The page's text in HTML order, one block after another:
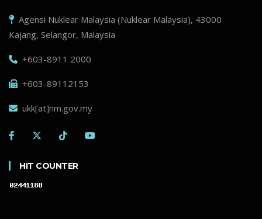
Agensi Nuklear Malaysia (Nuklear Malaysia), 43000
Kajang, Selangor, Malaysia
+603-8911 2000
+603-89112153
ukk[at]nm.gov.my
HIT COUNTER